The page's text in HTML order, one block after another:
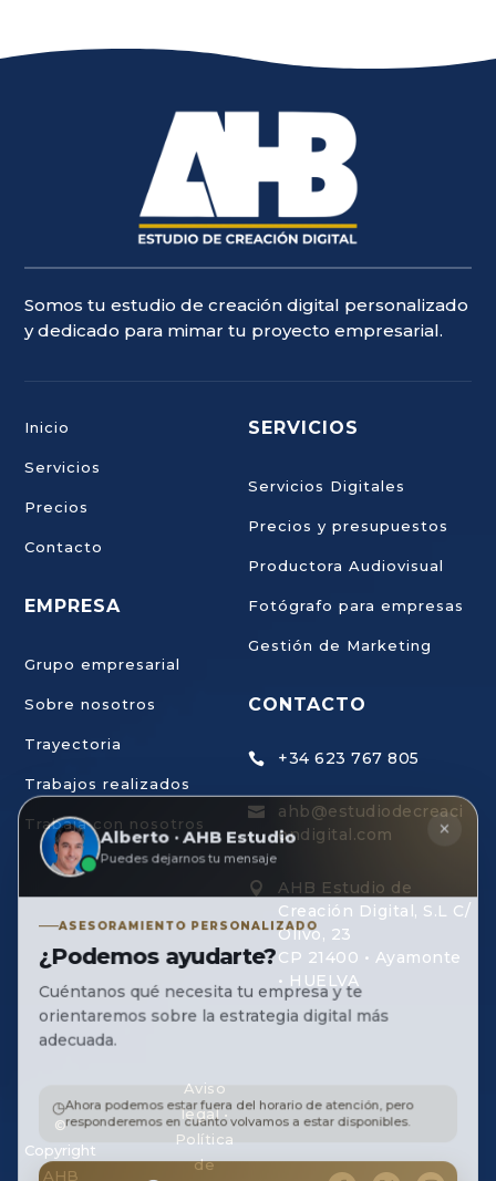
Somos tu estudio de creación digital personalizado
y dedicado para mimar tu proyecto empresarial.
Inicio
Servicios
Precios
Contacto
EMPRESA
Grupo empresarial
Sobre nosotros
Trayectoria
Trabajos realizados
Trabaja con nosotros
SERVICIOS
Servicios Digitales
Precios y presupuestos
Productora Audiovisual
Fotógrafo para empresas
Gestión de Marketing
CONTACTO
 +34 623 767 805

ahb@estudiodecreaci
ondigital.com

AHB Estudio de
Creación Digital, S.L C/
Olivo, 23
CP 21400 • Ayamonte
• HUELVA
©
Copyright
AHB
Aviso
legal •
Política
de
Alberto · AHB Estudio
Puedes dejarnos tu mensaje
×
ASESORAMIENTO PERSONALIZADO
¿Podemos ayudarte?
Cuéntanos qué necesita tu empresa y te
orientaremos sobre la estrategia digital más
adecuada.
◷Ahora podemos estar fuera del horario de atención, pero
responderemos en cuanto volvamos a estar disponibles.